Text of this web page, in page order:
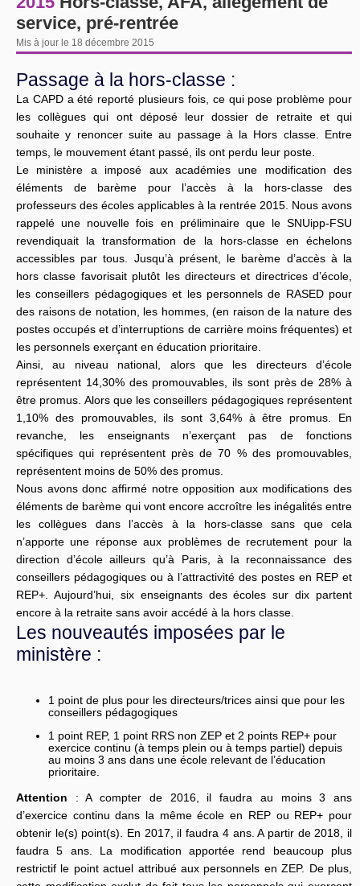
service, pré-rentrée
Mis à jour le 18 décembre 2015
Passage à la hors-classe :
La CAPD a été reporté plusieurs fois, ce qui pose problème pour
les collègues qui ont déposé leur dossier de retraite et qui
souhaite y renoncer suite au passage à la Hors classe. Entre
temps, le mouvement étant passé, ils ont perdu leur poste.
Le ministère a imposé aux académies une modification des
éléments de barème pour l’accès à la hors-classe des
professeurs des écoles applicables à la rentrée 2015. Nous avons
rappelé une nouvelle fois en préliminaire que le SNUipp-FSU
revendiquait la transformation de la hors-classe en échelons
accessibles par tous. Jusqu’à présent, le barème d’accès à la
hors classe favorisait plutôt les directeurs et directrices d’école,
les conseillers pédagogiques et les personnels de RASED pour
des raisons de notation, les hommes, (en raison de la nature des
postes occupés et d’interruptions de carrière moins fréquentes) et
les personnels exerçant en éducation prioritaire.
Ainsi, au niveau national, alors que les directeurs d’école
représentent 14,30% des promouvables, ils sont près de 28% à
être promus. Alors que les conseillers pédagogiques représentent
1,10% des promouvables, ils sont 3,64% à être promus. En
revanche, les enseignants n’exerçant pas de fonctions
spécifiques qui représentent près de 70 % des promouvables,
représentent moins de 50% des promus.
Nous avons donc affirmé notre opposition aux modifications des
éléments de barème qui vont encore accroître les inégalités entre
les collègues dans l’accès à la hors-classe sans que cela
n’apporte une réponse aux problèmes de recrutement pour la
direction d’école ailleurs qu’à Paris, à la reconnaissance des
conseillers pédagogiques ou à l’attractivité des postes en REP et
REP+. Aujourd’hui, six enseignants des écoles sur dix partent
encore à la retraite sans avoir accédé à la hors classe.
Les nouveautés imposées par le
ministère :
1 point de plus pour les directeurs/trices ainsi que pour les
conseillers pédagogiques
1 point REP, 1 point RRS non ZEP et 2 points REP+ pour
exercice continu (à temps plein ou à temps partiel) depuis
au moins 3 ans dans une école relevant de l’éducation
prioritaire.
Attention : A compter de 2016, il faudra au moins 3 ans
d’exercice continu dans la même école en REP ou REP+ pour
obtenir le(s) point(s). En 2017, il faudra 4 ans. A partir de 2018, il
faudra 5 ans. La modification apportée rend beaucoup plus
restrictif le point actuel attribué aux personnels en ZEP. De plus,